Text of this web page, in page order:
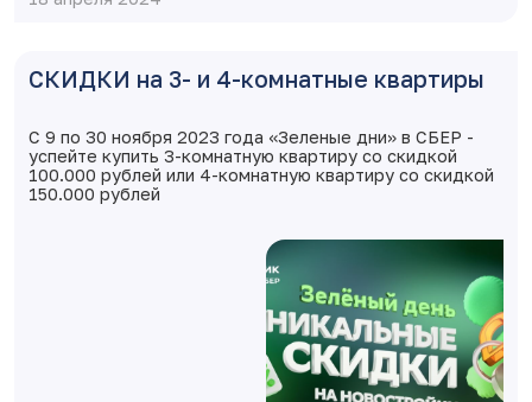
СКИДКИ на 3- и 4-комнатные квартиры
С 9 по 30 ноября 2023 года «Зеленые дни» в СБЕР -
успейте купить 3-комнатную квартиру со скидкой
100.000 рублей или 4-комнатную квартиру со скидкой
150.000 рублей